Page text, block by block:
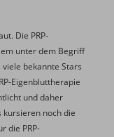
Die PRP-
unter dem Begriff
bekannte Stars
Eigenbluttherapie
und daher
noch die
die PRP-